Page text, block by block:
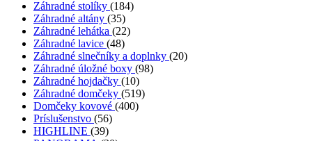
Záhradné stolíky (184)
Záhradné altány (35)
Záhradné lehátka (22)
Záhradné lavice (48)
Záhradné slnečníky a doplnky (20)
Záhradné úložné boxy (98)
Záhradné hojdačky (10)
Záhradné domčeky (519)
Domčeky kovové (400)
Príslušenstvo (56)
HIGHLINE (39)